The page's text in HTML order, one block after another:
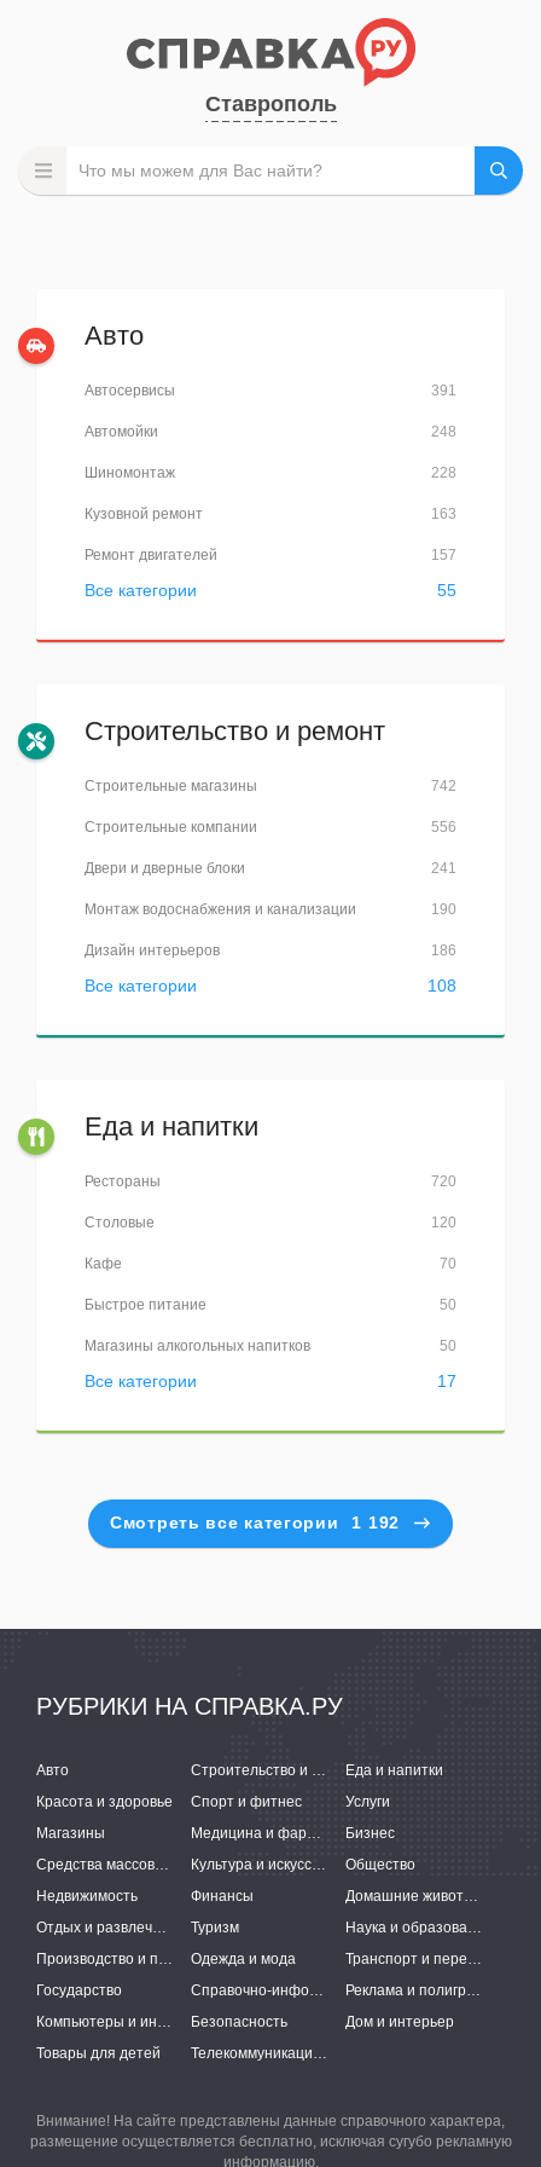
Ставрополь
Авто
391
Автосервисы
248
Автомойки
228
Шиномонтаж
163
Кузовной ремонт
157
Ремонт двигателей
55
Все категории
Строительство и ремонт
742
Строительные магазины
556
Строительные компании
241
Двери и дверные блоки
190
Монтаж водоснабжения и канализации
186
Дизайн интерьеров
108
Все категории
Еда и напитки
720
Рестораны
120
Столовые
70
Кафе
50
Быстрое питание
50
Магазины алкогольных напитков
17
Все категории
Смотреть все категории 1 192
РУБРИКИ НА СПРАВКА.РУ
Авто Строительство и ремонт
Еда и напитки
Красота и здоровье
Спорт и фитнес
Услуги
Магазины
Медицина и фармацевтика
Бизнес
Средства массовой информации
Культура и искусство
Общество
Недвижимость
Финансы
Домашние животные
Отдых и развлечения
Туризм
Наука и образование
Производство и поставки
Одежда и мода
Транспорт и перевозки
Государство
Справочно-информационные системы
Реклама и полиграфия
Компьютеры и интернет
Безопасность
Дом и интерьер
Товары для детей
Телекоммуникации и связь
Внимание! На сайте представлены данные справочного характера,
размещение осуществляется бесплатно, исключая сугубо рекламную
информацию.